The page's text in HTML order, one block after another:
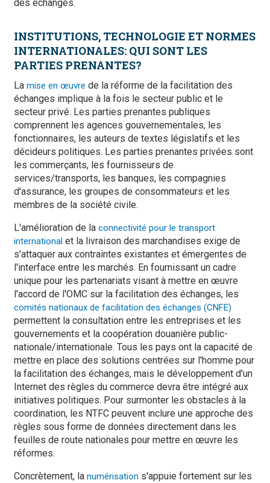
des échanges.
INSTITUTIONS, TECHNOLOGIE ET NORMES
INTERNATIONALES: QUI SONT LES
PARTIES PRENANTES?
La mise en œuvre de la réforme de la facilitation des
échanges implique à la fois le secteur public et le
secteur privé. Les parties prenantes publiques
comprennent les agences gouvernementales, les
fonctionnaires, les auteurs de textes législatifs et les
décideurs politiques. Les parties prenantes privées sont
les commerçants, les fournisseurs de
services/transports, les banques, les compagnies
d'assurance, les groupes de consommateurs et les
membres de la société civile.
L'amélioration de la connectivité pour le transport
international et la livraison des marchandises exige de
s'attaquer aux contraintes existantes et émergentes de
l'interface entre les marchés. En fournissant un cadre
unique pour les partenariats visant à mettre en œuvre
l'accord de l'OMC sur la facilitation des échanges, les
comités nationaux de facilitation des échanges (CNFE)
permettent la consultation entre les entreprises et les
gouvernements et la coopération douanière public-
nationale/internationale. Tous les pays ont la capacité de
mettre en place des solutions centrées sur l'homme pour
la facilitation des échanges, mais le développement d'un
Internet des règles du commerce devra être intégré aux
initiatives politiques. Pour surmonter les obstacles à la
coordination, les NTFC peuvent inclure une approche des
règles sous forme de données directement dans les
feuilles de route nationales pour mettre en œuvre les
réformes.
Concrètement, la numérisation s'appuie fortement sur les